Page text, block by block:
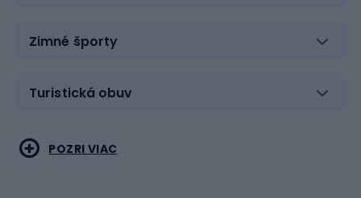
Zimné športy
Turistická obuv
Vodné športy
Bojové umenia
POZRI VIAC